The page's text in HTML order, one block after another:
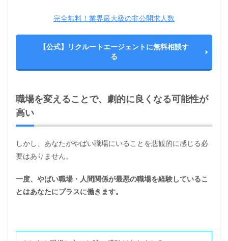
完全無料！業界最大級の非公開求人数
【公式】リクルートエージェントに無料相談す
る
職場を変えることで、劇的に良くなる可能性が
高い
しかし、あなたがやばい職場にいることを悲観的に感じる必
要はありません。
一度、やばい職場・人間関係が最悪の職場を経験しているこ
とはあなたにプラスに働きます。